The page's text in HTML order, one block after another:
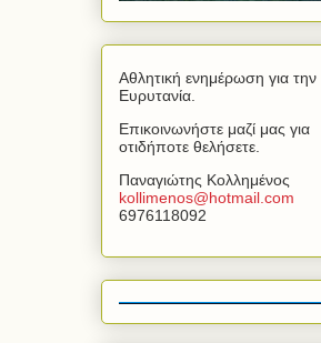
Αθλητική ενημέρωση για την
Ευρυτανία.
Επικοινωνήστε μαζί μας για
οτιδήποτε θελήσετε.
Παναγιώτης Κολλημένος
kollimenos@hotmail com
6976118092